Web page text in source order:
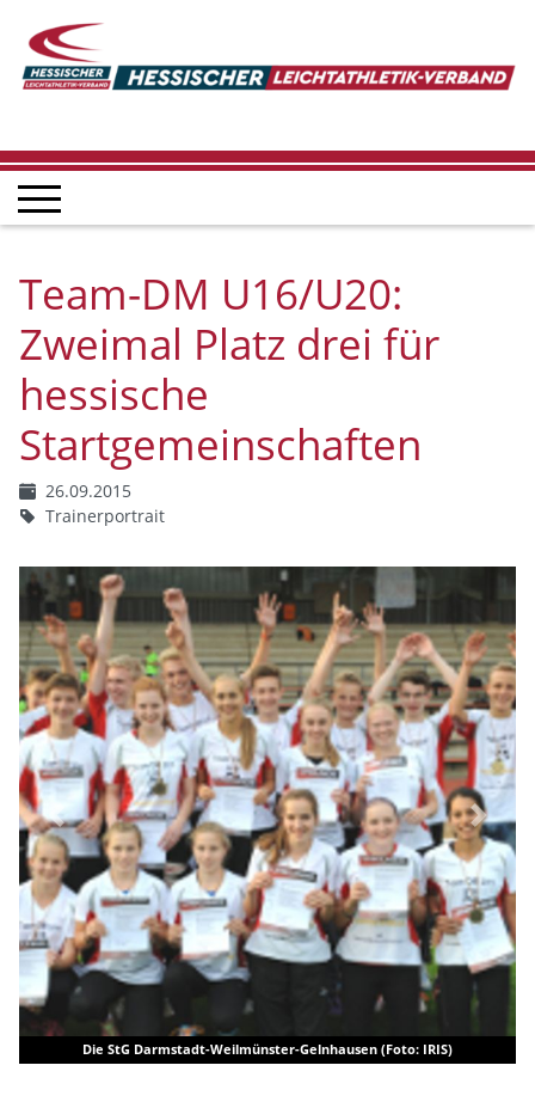
Team-DM U16/U20:
Zweimal Platz drei für
hessische
Startgemeinschaften
26.09.2015
Trainerportrait
Die StG Darmstadt-Weilmünster-Gelnhausen (Foto: IRIS)
Previous Next